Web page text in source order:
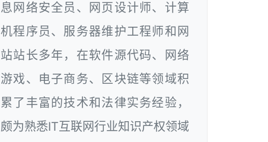
息网络安全员、网页设计师、计算
机程序员、服务器维护工程师和网
站站长多年，在软件源代码、网络
游戏、电子商务、区块链等领域积
累了丰富的技术和法律实务经验，
颇为熟悉IT互联网行业知识产权领域